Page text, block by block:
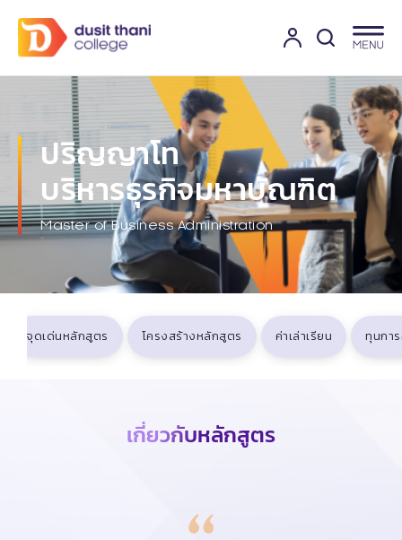
ปริญญาโท
บริหารธุรกิจมหาบัณฑิต
Master of Business Administration
จุดเด่นหลักสูตร โครงสร้างหลักสูตร ค่าเล่าเรียน ทุนกา
เกี่ยวกับหลักสูตร